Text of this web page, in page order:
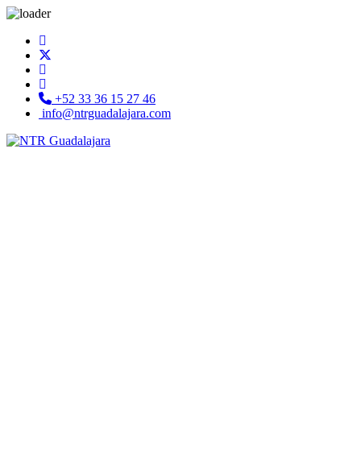
+52 33 36 15 27 46
info@ntrguadalajara.com